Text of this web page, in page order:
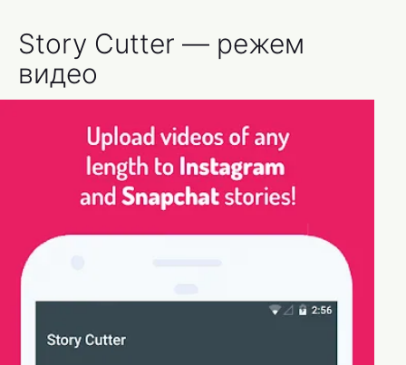
Story Cutter — режем
видео